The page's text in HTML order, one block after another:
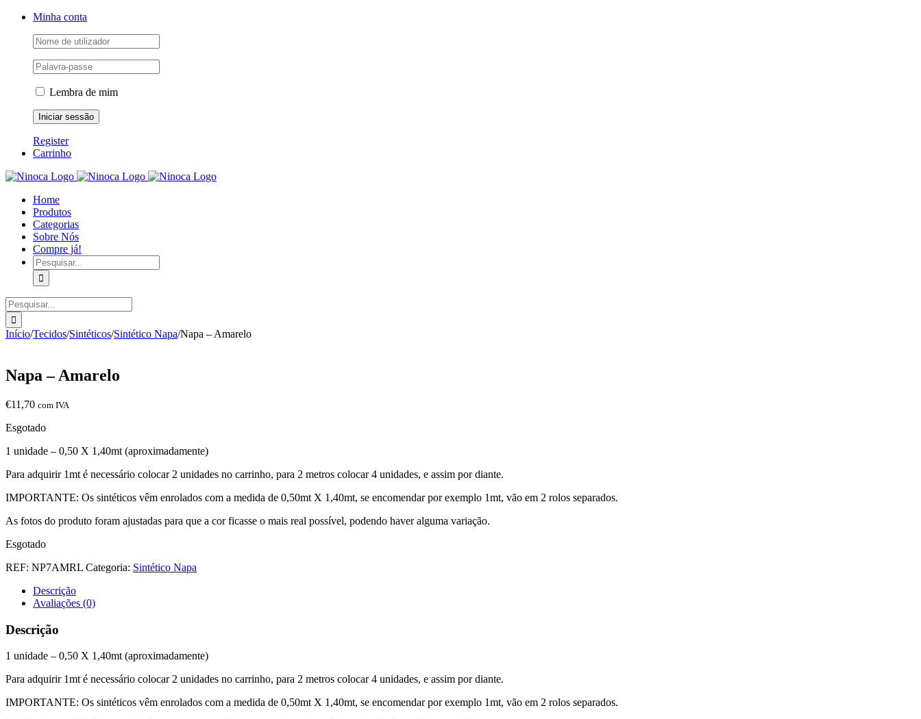
Skip
Facebook
Instagram
YouTubeMinha conta
Lembra de mim
Register
Carrinho
Home
Produtos
Categorias
Sobre Nós
Compre já!
Pesquisar
Pesquisar
Início/Tecidos/Sintéticos/Sintético Napa/Napa – Amarelo
Napa – Amarelo
€11,70 com IVA
Esgotado
1 unidade – 0,50 X 1,40mt (aproximadamente)
Para adquirir 1mt é necessário colocar 2 unidades no carrinho, para 2 metros colocar 4 unidades, e assim por diante.
IMPORTANTE: Os sintéticos vêm enrolados com a medida de 0,50mt X 1,40mt, se encomendar por exemplo 1mt, vão em 2 rolos separados.
As fotos do produto foram ajustadas para que a cor ficasse o mais real possível, podendo haver alguma variação.
Esgotado
REF: NP7AMRL Categoria: Sintético Napa
Descrição
Avaliações (0)
Descrição
1 unidade – 0,50 X 1,40mt (aproximadamente)
Para adquirir 1mt é necessário colocar 2 unidades no carrinho, para 2 metros colocar 4 unidades, e assim por diante.
IMPORTANTE: Os sintéticos vêm enrolados com a medida de 0,50mt X 1,40mt, se encomendar por exemplo 1mt, vão em 2 rolos separados.